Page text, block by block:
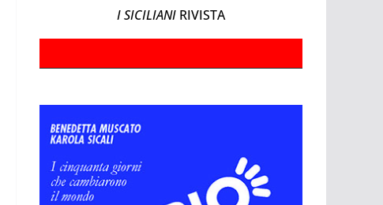
I SICILIANI RIVISTA